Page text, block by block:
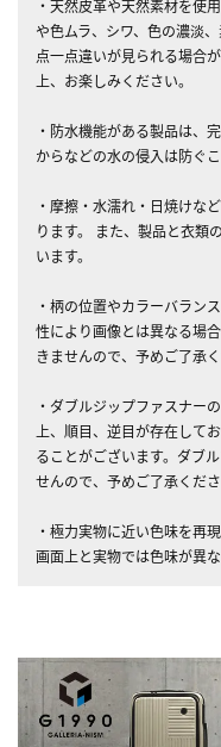
・天然皮革や天然素材を使
や色ムラ、シワ、色の濃淡
点一点違いが見られる場合
上、お楽しみください。
・防水機能がある製品は、
からなどの水の侵入は防ぐ
・摩擦・水濡れ・日焼けな
ります。 また、製品と衣類
います。
・柄の位置やカラーバラン
性により画像とは異なる場
きませんので、予めご了承く
・ダブルジップファスナー
上、順目、逆目が存在して
ることがございます。ダブ
せんので、予めご了承くださ
・極力実物に近い色味を再
画面上と実物では色味が異